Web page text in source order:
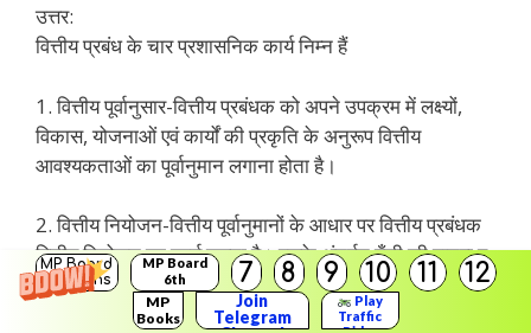
MP Board
Solutions
MP Board
6th
Solutions
7 8 9 10 11 12
MP
Books
Join
Telegram
Play
Traffic
उत्तर:
वित्तीय प्रबंध के चार प्रशासनिक कार्य निम्न हैं
1. वित्तीय पूर्वानुसार-वित्तीय प्रबंधक को अपने उपक्रम में लक्ष्यों,
विकास, योजनाओं एवं कार्यों की प्रकृति के अनुरूप वित्तीय
आवश्यकताओं का पूर्वानुमान लगाना होता है।
2. वित्तीय नियोजन-वित्तीय पूर्वानुमानों के आधार पर वित्तीय प्रबंधक
वित्तीय नियोजन का कार्य करता है। इसके अंतर्गत पूँजी की मात्रा व
अवधि, वित्त के स्रोत, ऋण-अंशपूँजी अनुपात, लेखांकन का प्रारूप
आदि के संबंध में निर्णय लिये जाते हैं।